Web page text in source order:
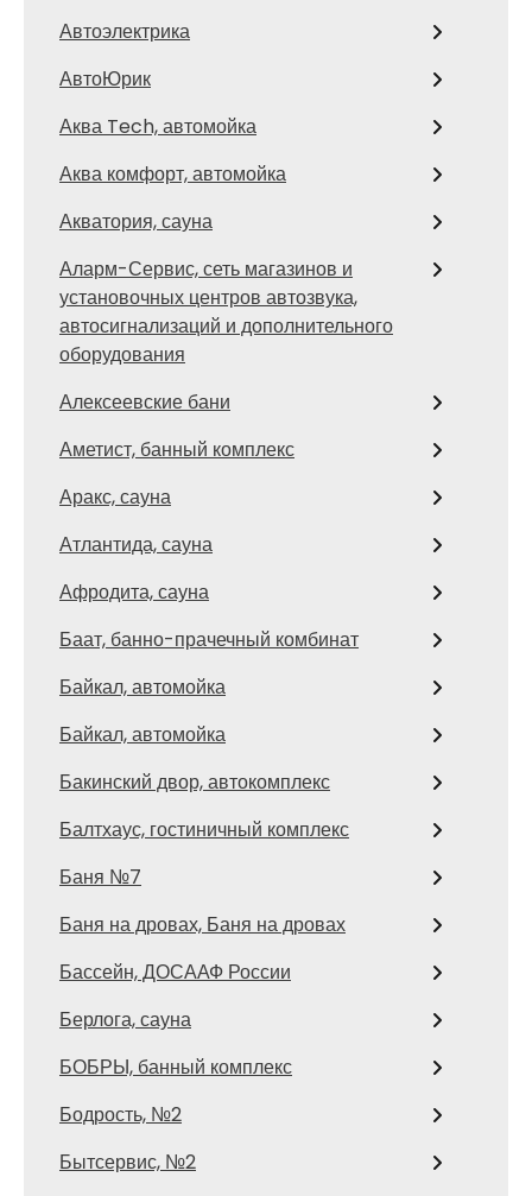
Автоэлектрика
АвтоЮрик
Аква Tech, автомойка
Аква комфорт, автомойка
Акватория, сауна
Аларм-Сервис, сеть магазинов и
установочных центров автозвука,
автосигнализаций и дополнительного
оборудования
Алексеевские бани
Аметист, банный комплекс
Аракс, сауна
Атлантида, сауна
Афродита, сауна
Баат, банно-прачечный комбинат
Байкал, автомойка
Байкал, автомойка
Бакинский двор, автокомплекс
Балтхаус, гостиничный комплекс
Баня №7
Баня на дровах, Баня на дровах
Бассейн, ДОСААФ России
Берлога, сауна
БОБРЫ, банный комплекс
Бодрость, №2
Бытсервис, №2